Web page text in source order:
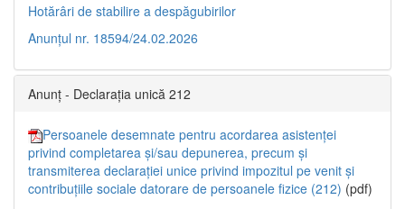
Hotărâri de stabilire a despăgubirilor
Anunțul nr. 18594/24.02.2026
Anunț - Declarația unică 212
Persoanele desemnate pentru acordarea asistenței
privind completarea și/sau depunerea, precum și
transmiterea declarației unice privind impozitul pe venit și
contribuțiile sociale datorare de persoanele fizice (212) (pdf)